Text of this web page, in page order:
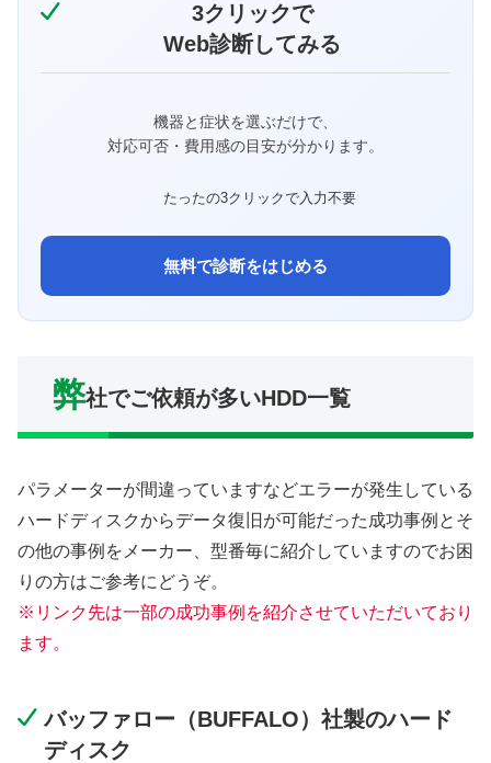
3クリックで
Web診断してみる
機器と症状を選ぶだけで、
対応可否・費用感の目安が分かります。
たったの3クリックで入力不要
無料で診断をはじめる
弊社でご依頼が多いHDD一覧
パラメーターが間違っていますなどエラーが発生している
ハードディスクからデータ復旧が可能だった成功事例とそ
の他の事例をメーカー、型番毎に紹介していますのでお困
りの方はご参考にどうぞ。
※リンク先は一部の成功事例を紹介させていただいており
ます。
バッファロー（BUFFALO）社製のハード
ディスク